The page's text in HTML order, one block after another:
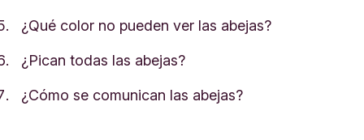
¿Qué color no pueden ver las abejas?
¿Pican todas las abejas?
¿Cómo se comunican las abejas?